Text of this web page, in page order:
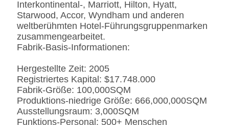
Interkontinental-, Marriott, Hilton, Hyatt,
Starwood, Accor, Wyndham und anderen
weltberühmten Hotel-Führungsgruppenmarken
zusammengearbeitet.
Fabrik-Basis-Informationen:
Hergestellte Zeit: 2005
Registriertes Kapital: $17.748.000
Fabrik-Größe: 100,000SQM
Produktions-niedrige Größe: 666,000,000SQM
Ausstellungsraum: 3,000SQM
Funktions-Personal: 500+ Menschen